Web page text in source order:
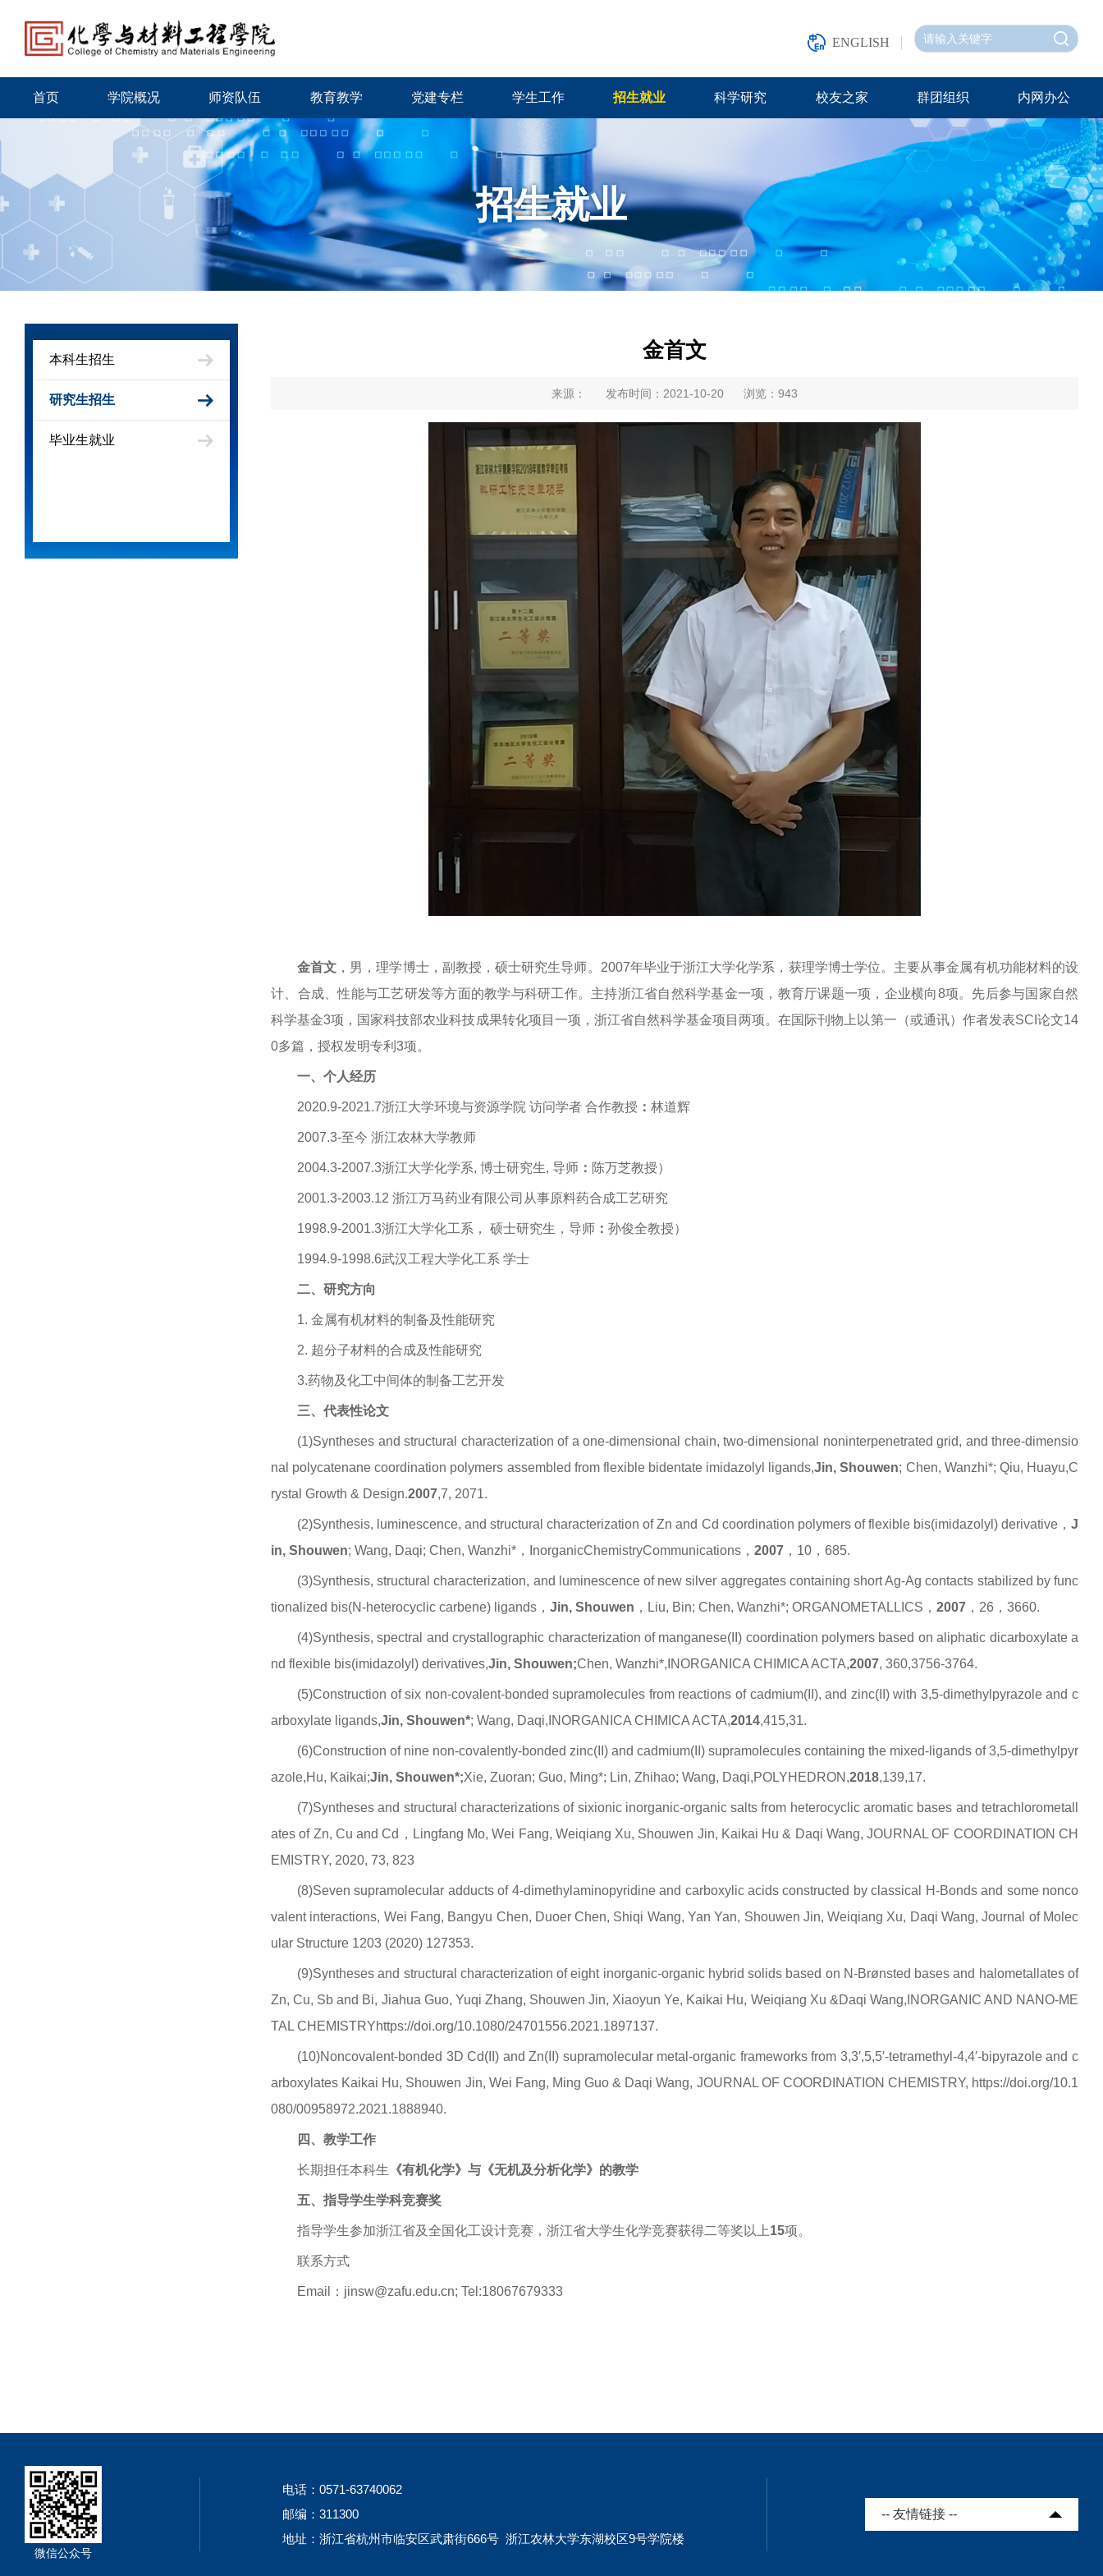
ENGLISH
首页 学院概况 师资队伍 教育教学 党建专栏 学生工作 招生就业 科学研究 校友之家 群团组织 内网办公
招生就业
本科生招生
研究生招生
毕业生就业
金首文
来源： 发布时间：2021-10-20 浏览： 943
金首文 ，男，理学博士，副教授，硕士研究生导师。2007年毕业于浙江大学化学系，获理学博士学位。主要从事金属有机功能材料的设
计、合成、性能与工艺研发等方面的教学与科研工作。主持浙江省自然科学基金一项，教育厅课题一项，企业横向8项。先后参与国家自然
科学基金3项，国家科技部农业科技成果转化项目一项，浙江省自然科学基金项目两项。在国际刊物上以第一（或通讯）作者发表SCI论文14
0多篇，授权发明专利3项。
一、 个人经历
2020.9-2021.7浙江大学环境与资源学院 访问学者 合作教授 ： 林道辉
2007.3-至今 浙江农林大学教师
2004.3-2007.3浙江大学化学系, 博士研究生, 导师 ： 陈万芝教授）
2001.3-2003.12 浙江万马药业有限公司从事原料药合成工艺研究
1998.9-2001.3浙江大学化工系， 硕士研究生，导师 ： 孙俊全教授）
1994.9-1998.6武汉工程大学化工系 学士
二、 研究方向
1. 金属有机材料的制备及性能研究
2. 超分子材料的合成及性能研究
3.药物及化工中间体的制备工艺开发
三、 代表性论文
(1)Syntheses and structural characterization of a one-dimensional chain, two-dimensional noninterpenetrated grid, and three-dimensio
nal polycatenane coordination polymers assembled from flexible bidentate imidazolyl ligands,Jin, Shouwen; Chen, Wanzhi*; Qiu, Huayu,C
rystal Growth & Design.2007,7, 2071.
(2)Synthesis, luminescence, and structural characterization of Zn and Cd coordination polymers of flexible bis(imidazolyl) derivative， J
in, Shouwen; Wang, Daqi; Chen, Wanzhi*，InorganicChemistryCommunications， 2007 ， 10 ，685.
(3)Synthesis, structural characterization, and luminescence of new silver aggregates containing short Ag-Ag contacts stabilized by func
tionalized bis(N-heterocyclic carbene) ligands， Jin, Shouwen ，Liu, Bin; Chen, Wanzhi*; ORGANOMETALLICS， 2007 ， 26 ，3660.
(4)Synthesis, spectral and crystallographic characterization of manganese(II) coordination polymers based on aliphatic dicarboxylate a
nd flexible bis(imidazolyl) derivatives,Jin, Shouwen;Chen, Wanzhi*,INORGANICA CHIMICA ACTA,2007, 360,3756-3764.
(5)Construction of six non-covalent-bonded supramolecules from reactions of cadmium(II), and zinc(II) with 3,5-dimethylpyrazole and c
arboxylate ligands,Jin, Shouwen*; Wang, Daqi,INORGANICA CHIMICA ACTA,2014,415,31.
(6)Construction of nine non-covalently-bonded zinc(II) and cadmium(II) supramolecules containing the mixed-ligands of 3,5-dimethylpyr
azole,Hu, Kaikai;Jin, Shouwen*;Xie, Zuoran; Guo, Ming*; Lin, Zhihao; Wang, Daqi,POLYHEDRON,2018,139,17.
(7)Syntheses and structural characterizations of sixionic inorganic-organic salts from heterocyclic aromatic bases and tetrachlorometall
ates of Zn, Cu and Cd，Lingfang Mo, Wei Fang, Weiqiang Xu, Shouwen Jin, Kaikai Hu & Daqi Wang, JOURNAL OF COORDINATION CH
EMISTRY, 2020, 73, 823
(8)Seven supramolecular adducts of 4-dimethylaminopyridine and carboxylic acids constructed by classical H-Bonds and some nonco
valent interactions, Wei Fang, Bangyu Chen, Duoer Chen, Shiqi Wang, Yan Yan, Shouwen Jin, Weiqiang Xu, Daqi Wang, Journal of Molec
ular Structure 1203 (2020) 127353.
(9)Syntheses and structural characterization of eight inorganic-organic hybrid solids based on N-Brønsted bases and halometallates of
Zn, Cu, Sb and Bi, Jiahua Guo, Yuqi Zhang, Shouwen Jin, Xiaoyun Ye, Kaikai Hu, Weiqiang Xu &Daqi Wang,INORGANIC AND NANO-ME
TAL CHEMISTRYhttps://doi.org/10.1080/24701556.2021.1897137.
(10)Noncovalent-bonded 3D Cd(II) and Zn(II) supramolecular metal-organic frameworks from 3,3′,5,5′-tetramethyl-4,4′-bipyrazole and c
arboxylates Kaikai Hu, Shouwen Jin, Wei Fang, Ming Guo & Daqi Wang, JOURNAL OF COORDINATION CHEMISTRY, https://doi.org/10.1
080/00958972.2021.1888940.
四、 教学工作
长期担任本科生 《有机化学》与《无机及分析化学》的教学
五、 指导学生学科竞赛奖
指导学生参加浙江省及全国化工设计竞赛，浙江省大学生化学竞赛获得二等奖以上15项。
联系方式
Email： jinsw@zafu.edu.cn; Tel:18067679333
微信公众号
电话：0571-63740062
邮编：311300
地址：浙江省杭州市临安区武肃街666号 浙江农林大学东湖校区9号学院楼
-- 友情链接 --